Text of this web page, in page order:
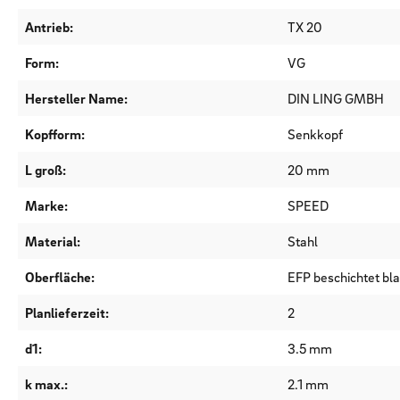
Antrieb:
TX 20
Form:
VG
Hersteller Name:
DIN LING GMBH
Kopfform:
Senkkopf
L groß:
20 mm
Marke:
SPEED
Material:
Stahl
Oberfläche:
EFP beschichtet
Planlieferzeit:
2
d1:
3.5 mm
k max.:
2.1 mm